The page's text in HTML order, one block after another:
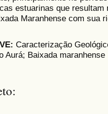
estuarinas que resultam
Maranhense com sua
Caracterização
Aurá; Baixada maranhense